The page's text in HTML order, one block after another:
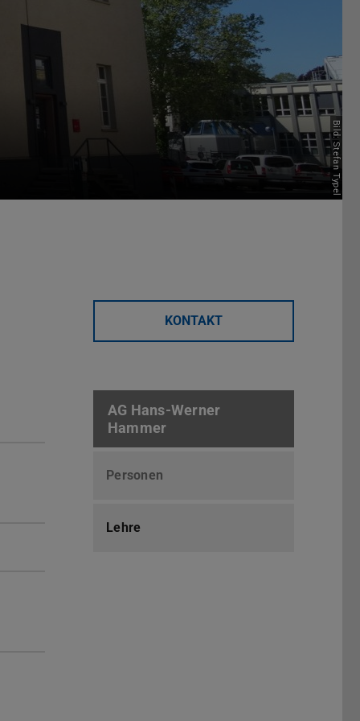
Bild: Stefan Typel
KONTAKT
AG Hans-Werner
Hammer
Personen
Lehre